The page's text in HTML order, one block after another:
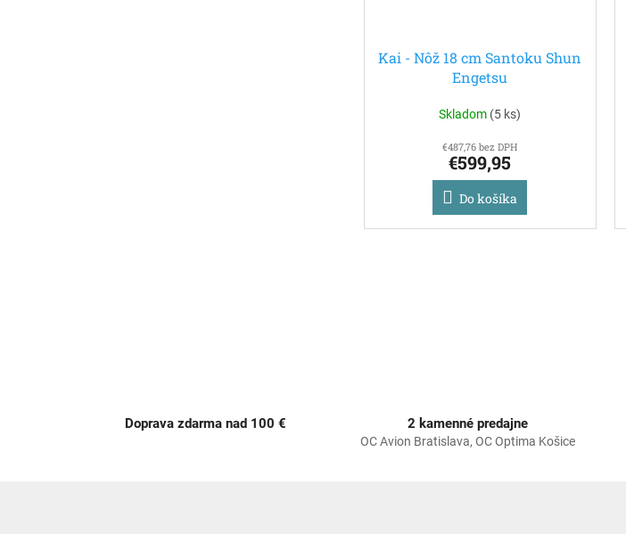
Kai - Nôž 18 cm Santoku Shun
Engetsu
Skladom (5 ks)
€487,76 bez DPH
€599,95
Do košíka
Doprava zdarma nad 100 € 2 kamenné predajne
OC Avion Bratislava, OC Optima Košice